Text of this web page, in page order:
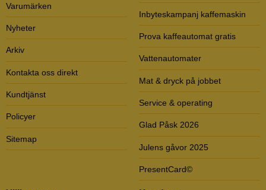
Varumärken
Nyheter
Arkiv
Kontakta oss direkt
Kundtjänst
Policyer
Sitemap
Inbyteskampanj kaffemaskin
Prova kaffeautomat gratis
Vattenautomater
Mat & dryck på jobbet
Service & operating
Glad Påsk 2026
Julens gåvor 2025
PresentCard©